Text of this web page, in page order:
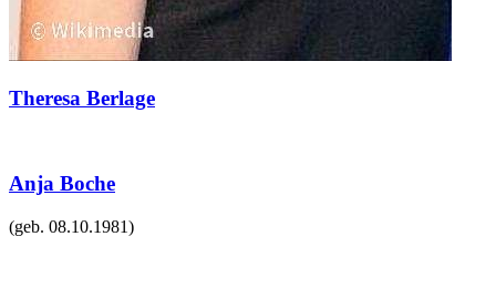
Theresa Berlage
Anja Boche
(geb. 08.10.1981)